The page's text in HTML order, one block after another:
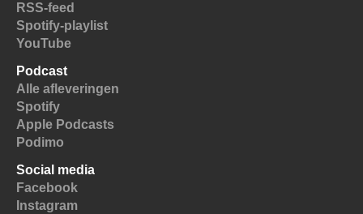
RSS-feed
Spotify-playlist
YouTube
Podcast
Alle afleveringen
Spotify
Apple Podcasts
Podimo
Social media
Facebook
Instagram